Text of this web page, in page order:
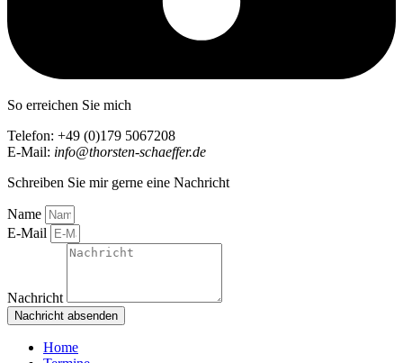
So erreichen Sie mich
Telefon: +49 (0)179 5067208
E-Mail: info@thorsten-schaeffer.de
Schreiben Sie mir gerne eine Nachricht
Name
E-Mail
Nachricht
Nachricht absenden
Home